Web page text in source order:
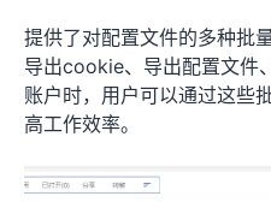
提供了对配置文件的多种批
导出cookie、导出配置文件
账户时，用户可以通过这些
高工作效率。